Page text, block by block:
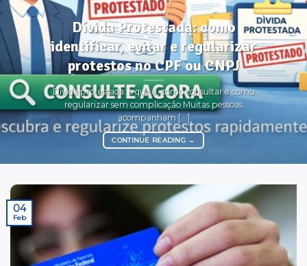
DICAS ÚTEIS
Dívida Protestada: como
identificar, evitar e regularizar
protestos no CPF ou CNPJ
Dívida protestada: o que é, como consultar e como
regularizar sem complicação Muitas pessoas
acompanham [...]
CONTINUE READING →
04
Feb